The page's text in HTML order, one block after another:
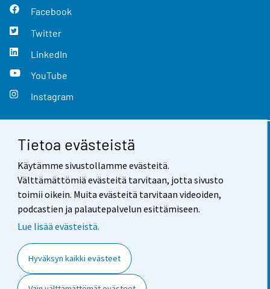
Tietoa evästeistä
Käytämme sivustollamme evästeitä.
Välttämättömiä evästeitä tarvitaan, jotta sivusto
toimii oikein. Muita evästeitä tarvitaan videoiden,
podcastien ja palautepalvelun esittämiseen.
Lue lisää evästeistä.
Hyväksyn kaikki evästeet
Facebook
Twitter
LinkedIn
YouTube
Instagram
Yhteystiedot
Palaute
Käyttöehdot
Saavutettavuus
Tietoa sivustosta